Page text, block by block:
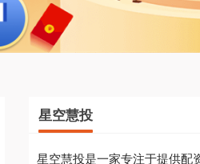
星空慧投
星空慧投是一家专注于提供配